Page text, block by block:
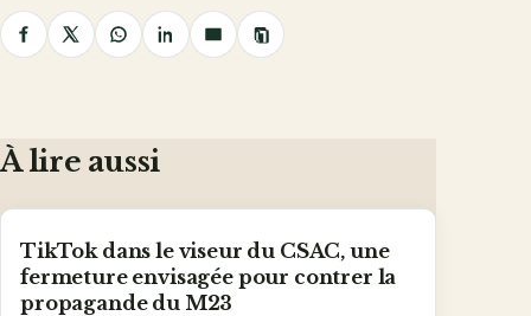
PartagerPartagerPartagerPartagerPartager
Copier
le
À lire aussi
TikTok dans le viseur du CSAC, une
fermeture envisagée pour contrer la
propagande du M23